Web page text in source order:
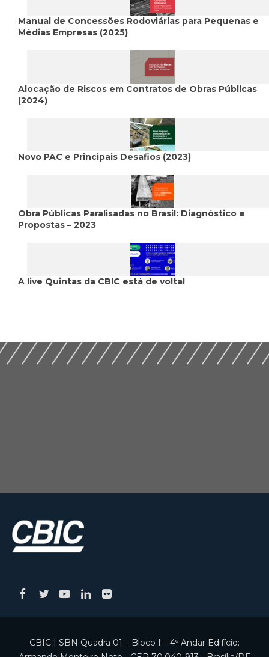
Manual de Concessões Rodoviárias para Pequenas e
Médias Empresas (2025)
Alocação de Riscos em Contratos de Obras Públicas
(2024)
Novo PAC e Principais Desafios (2023)
Obra Públicas Paralisadas no Brasil: Diagnóstico e
Propostas – 2023
A live Quintas da CBIC está de volta!
CBIC | SBN Quadra 01 – Bloco I – 4º Andar Edifício: